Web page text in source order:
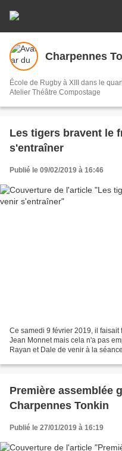
Charpennes
École de Rugby à XIII dans le
Atelier Théâtre Compostage
Les tigers bravent le
s'entraîner
Publié le 09/02/2019 à 16:46
Ce samedi 9 février 2019, il
Jean Monnet mais cela n'a pas
Rayan et Dale de venir à la
Première assemblée
Charpennes Tonkin
Publié le 27/01/2019 à 16:19